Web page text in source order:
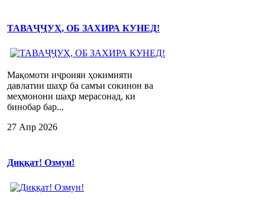
ТАВАҶҶУҲ, ОБ ЗАХИРА КУНЕД!
Мақомоти иҷроияи ҳокимияти
давлатии шаҳр ба самъи сокинон ва
меҳмонони шаҳр мерасонад, ки
бинобар бар...
27 Апр 2026
Диққат! Озмун!